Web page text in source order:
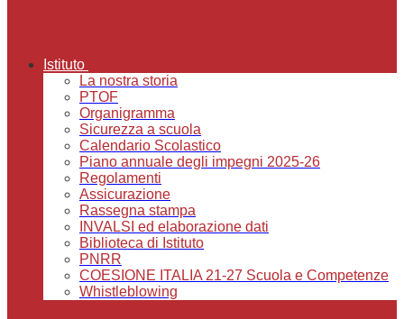
Istituto
La nostra storia
PTOF
Organigramma
Sicurezza a scuola
Calendario Scolastico
Piano annuale degli impegni 2025-26
Regolamenti
Assicurazione
Rassegna stampa
INVALSI ed elaborazione dati
Biblioteca di Istituto
PNRR
COESIONE ITALIA 21-27 Scuola e Competenze
Whistleblowing